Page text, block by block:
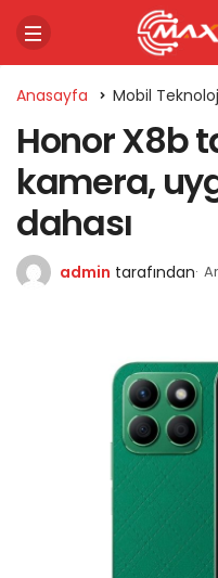
Anasayfa Mobil
Honor X8b
kamera,
dahası
admin tarafından